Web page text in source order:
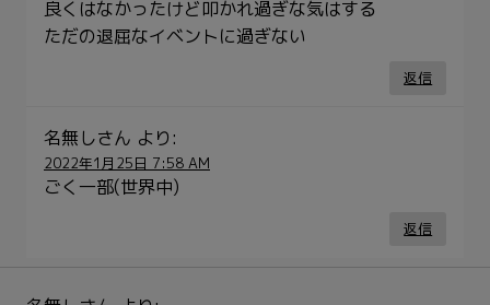
良くはなかったけど叩かれ過ぎな気はする
ただの退屈なイベントに過ぎない
返信
名無しさん より:
2022年1月25日 7:58 AM
ごく一部(世界中)
返信